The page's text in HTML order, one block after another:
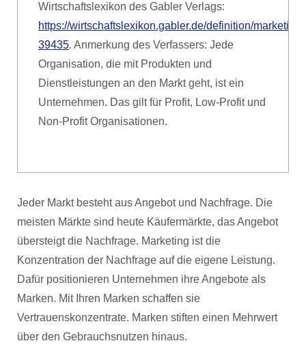
Wirtschaftslexikon des Gabler Verlags:
https://wirtschaftslexikon.gabler.de/definition/marketing-
39435. Anmerkung des Verfassers: Jede
Organisation, die mit Produkten und
Dienstleistungen an den Markt geht, ist ein
Unternehmen. Das gilt für Profit, Low-Profit und
Non-Profit Organisationen.
Jeder Markt besteht aus Angebot und Nachfrage. Die
meisten Märkte sind heute Käufermärkte, das Angebot
übersteigt die Nachfrage. Marketing ist die
Konzentration der Nachfrage auf die eigene Leistung.
Dafür positionieren Unternehmen ihre Angebote als
Marken. Mit Ihren Marken schaffen sie
Vertrauenskonzentrate. Marken stiften einen Mehrwert
über den Gebrauchsnutzen hinaus.